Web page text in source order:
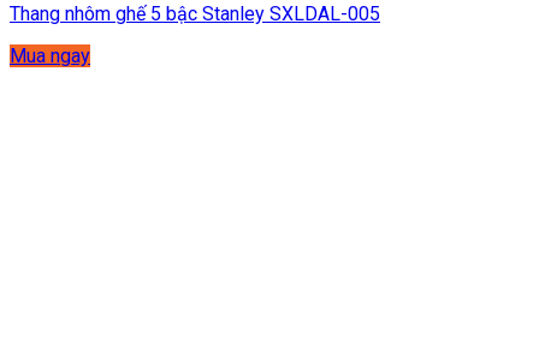
Thang nhôm ghế 5 bậc Stanley SXLDAL-005
Mua ngay